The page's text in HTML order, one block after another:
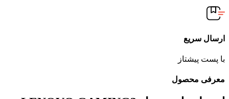
ارسال سریع
با پست پیشتاز
معرفی محصول